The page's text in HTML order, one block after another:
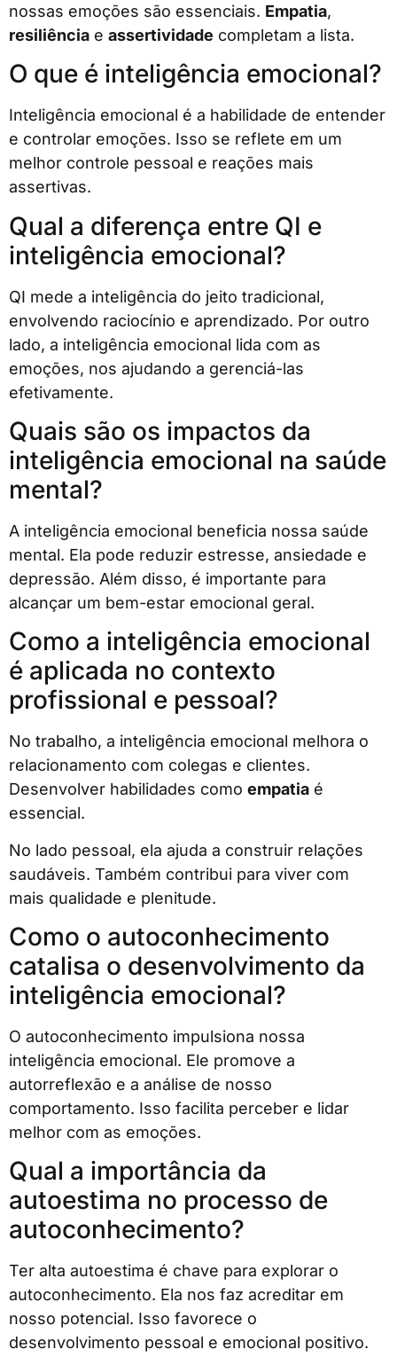
nossas emoções são essenciais. Empatia,
resiliência e assertividade completam a lista.
O que é inteligência emocional?
Inteligência emocional é a habilidade de entender
e controlar emoções. Isso se reflete em um
melhor controle pessoal e reações mais
assertivas.
Qual a diferença entre QI e
inteligência emocional?
QI mede a inteligência do jeito tradicional,
envolvendo raciocínio e aprendizado. Por outro
lado, a inteligência emocional lida com as
emoções, nos ajudando a gerenciá-las
efetivamente.
Quais são os impactos da
inteligência emocional na saúde
mental?
A inteligência emocional beneficia nossa saúde
mental. Ela pode reduzir estresse, ansiedade e
depressão. Além disso, é importante para
alcançar um bem-estar emocional geral.
Como a inteligência emocional
é aplicada no contexto
profissional e pessoal?
No trabalho, a inteligência emocional melhora o
relacionamento com colegas e clientes.
Desenvolver habilidades como empatia é
essencial.
No lado pessoal, ela ajuda a construir relações
saudáveis. Também contribui para viver com
mais qualidade e plenitude.
Como o autoconhecimento
catalisa o desenvolvimento da
inteligência emocional?
O autoconhecimento impulsiona nossa
inteligência emocional. Ele promove a
autorreflexão e a análise de nosso
comportamento. Isso facilita perceber e lidar
melhor com as emoções.
Qual a importância da
autoestima no processo de
autoconhecimento?
Ter alta autoestima é chave para explorar o
autoconhecimento. Ela nos faz acreditar em
nosso potencial. Isso favorece o
desenvolvimento pessoal e emocional positivo.